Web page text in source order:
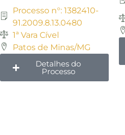
Processo n°: 1382410-
91.2009.8.13.0480
1ª Vara Cível
Patos de Minas/MG
Detalhes do
Processo